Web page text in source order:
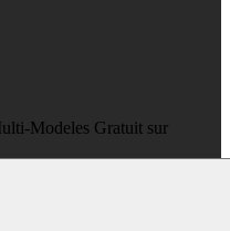
Modeles Gratuit sur